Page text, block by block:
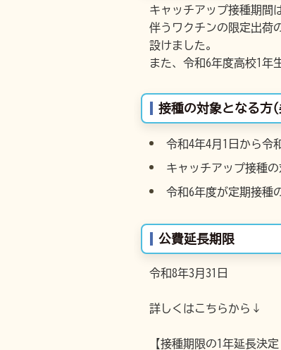
キャッチアップ接種期間
伴うワクチンの限定出荷
設けました。
また、令和6年度高校1年
接種の対象となる方
令和4年4月1日から令
キャッチアップ接種
令和6年度が定期接種
公費延長期限
令和8年3月31日
詳しくはこちらから↓
【接種期限の1年延長決